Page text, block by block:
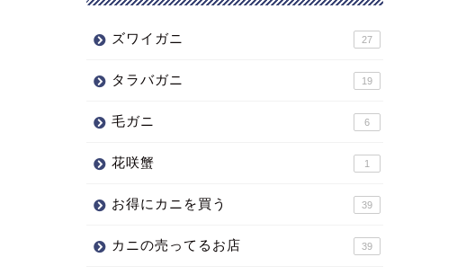
ズワイガニ 27
タラバガニ 19
毛ガニ 6
花咲蟹 1
お得にカニを買う 39
カニの売ってるお店 39